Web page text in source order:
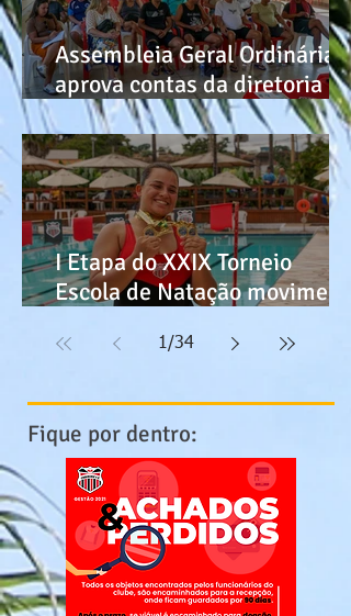
Assembleia Geral Ordinária
aprova contas da diretoria
administrativa de 2025
I Etapa do XXIX Torneio
Escola de Natação movimenta
1/34
Fique por dentro: